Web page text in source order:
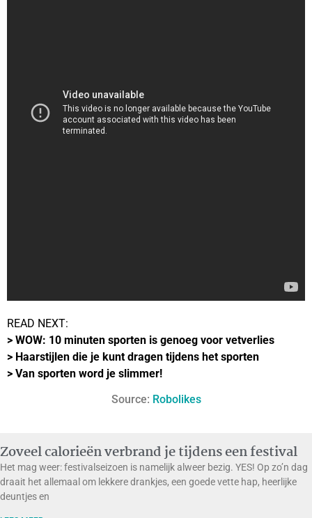
READ NEXT:
> WOW: 10 minuten sporten is genoeg voor vetverlies
> Haarstijlen die je kunt dragen tijdens het sporten
> Van sporten word je slimmer!
Source: Robolikes
Zoveel calorieën verbrand je tijdens een festival
Het mag weer: festivalseizoen is namelijk alweer bezig. YES! Op zo’n dag
draait het allemaal om lekkere drankjes, een goede vette hap, heerlijke
deuntjes en